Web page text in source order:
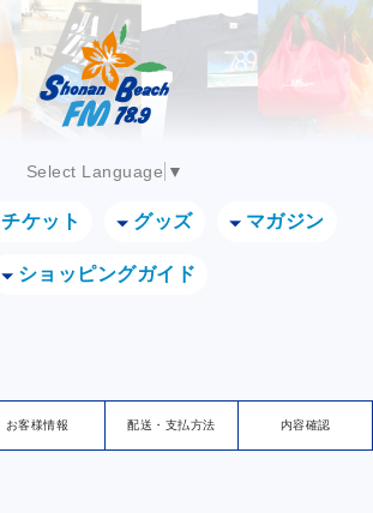
Select Language ▼
チケット グッズ マガジン
ショッピングガイド
お客様情報 配送・支払方法 内容確認